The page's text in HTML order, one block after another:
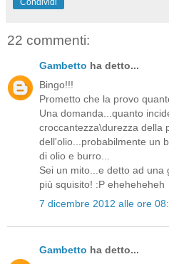
22 commenti:
Gambetto ha detto...
Bingo!!!
Prometto che la provo
Una domanda...quanto
croccantezza\durezza della
dell'olio...probabilmente un
di olio e burro...
Sei un mito...e detto ad
più squisito! :P eheheheheh
7 dicembre 2012 alle ore
Gambetto ha detto...